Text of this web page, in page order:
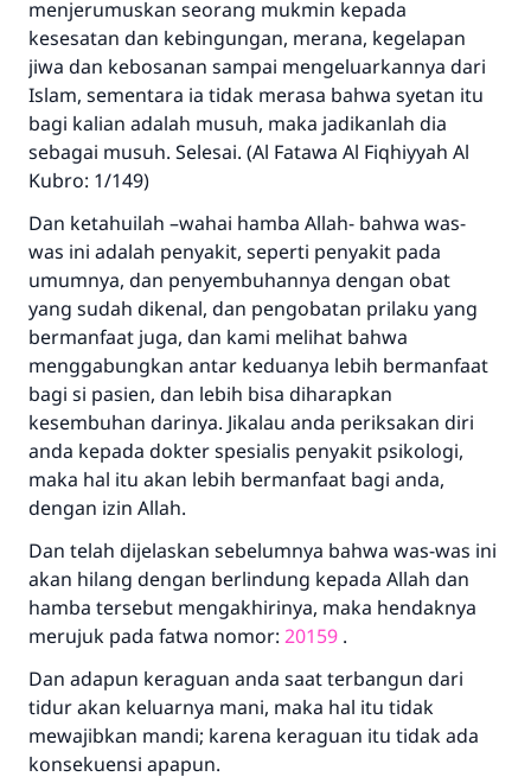
menjerumuskan seorang mukmin kepada
kesesatan dan kebingungan, merana, kegelapan
jiwa dan kebosanan sampai mengeluarkannya dari
Islam, sementara ia tidak merasa bahwa syetan itu
bagi kalian adalah musuh, maka jadikanlah dia
sebagai musuh. Selesai. (Al Fatawa Al Fiqhiyyah Al
Kubro: 1/149)
Dan ketahuilah –wahai hamba Allah- bahwa was-
was ini adalah penyakit, seperti penyakit pada
umumnya, dan penyembuhannya dengan obat
yang sudah dikenal, dan pengobatan prilaku yang
bermanfaat juga, dan kami melihat bahwa
menggabungkan antar keduanya lebih bermanfaat
bagi si pasien, dan lebih bisa diharapkan
kesembuhan darinya. Jikalau anda periksakan diri
anda kepada dokter spesialis penyakit psikologi,
maka hal itu akan lebih bermanfaat bagi anda,
dengan izin Allah.
Dan telah dijelaskan sebelumnya bahwa was-was ini
akan hilang dengan berlindung kepada Allah dan
hamba tersebut mengakhirinya, maka hendaknya
merujuk pada fatwa nomor: 20159 .
Dan adapun keraguan anda saat terbangun dari
tidur akan keluarnya mani, maka hal itu tidak
mewajibkan mandi; karena keraguan itu tidak ada
konsekuensi apapun.
Rasulullah ﷺ bersabda
"Siapa yang menunjukkan suatu kebaikan,
meka dia akan mendapatkan pahala yang
sama dengan orang yang melakukannya"
MUSLIM, 1893
Saham